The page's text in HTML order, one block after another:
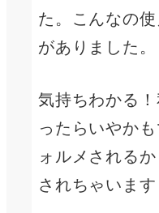
た。こんなの
がありました。
気持ちわかる
ったらいやか
ォルメされる
されちゃいます